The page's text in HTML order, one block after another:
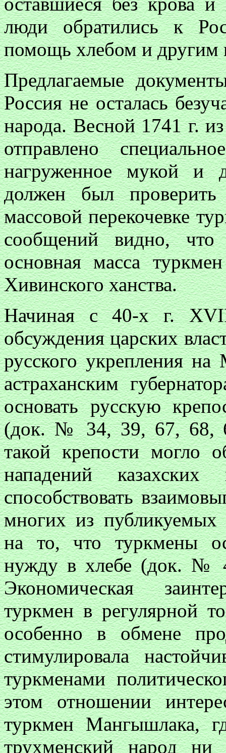
люди обратились к
помощь хлебом и другим
Предлагаемые
Россия не осталась
народа. Весной 1741 г.
отправлено
нагруженное мукой и
должен был проверить
массовой перекочевке
сообщений видно,
основная масса
Хивинского ханства.
Начиная с 40-х г.
обсуждения царских
русского укрепления
астраханским
основать русскую
(док. № 34, 39, 67, 68,
такой крепости могло
нападений
способствовать
многих из публикуемых
на то, что туркмены
нужду в хлебе (док. №
Экономическая
туркмен в регулярной
особенно в обмене
стимулировала
туркменами
этом отношении
туркмен Мангышлака,
трухменский народ